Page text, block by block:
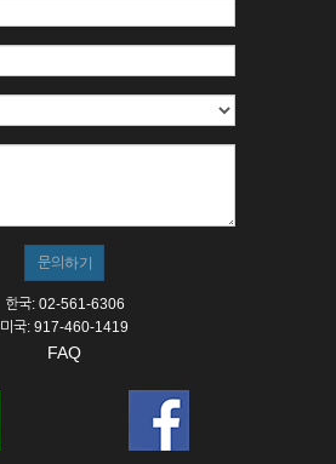
한국: 02-561-6306
미국: 917-460-1419
FAQ